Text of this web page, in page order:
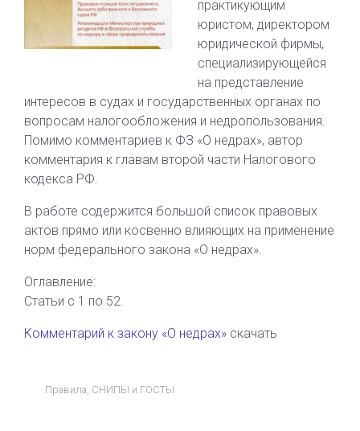
практикующим
юристом, директором
юридической фирмы,
специализирующейся
на представление
интересов в судах и государственных органах по
вопросам налогообложения и недропользования.
Помимо комментариев к ФЗ «О недрах», автор
комментария к главам второй части Налогового
кодекса РФ.
В работе содержится большой список правовых
актов прямо или косвенно влияющих на применение
норм федерального закона «О недрах».
Оглавление:
Статьи с 1 по 52.
Комментарий к закону «О недрах» скачать
Правила, СНИПЫ и ГОСТЫ